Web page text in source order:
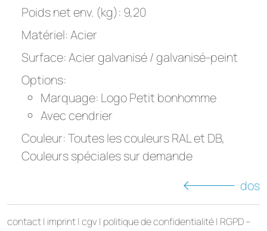
Poids net env. (kg): 9,20
Matériel: Acier
Surface: Acier galvanisé / galvanisé-peint
Options:
Marquage: Logo Petit bonhomme
Avec cendrier
Couleur: Toutes les couleurs RAL et DB,
Couleurs spéciales sur demande
dos
contact| imprint| cgv | politique de confidentialité| RGPD –